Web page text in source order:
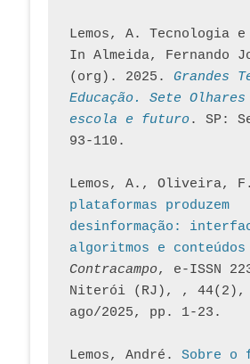
Lemos, A. Tecnologia e
In Almeida, Fernando
(org). 2025. Grandes
Educação. Sete
escola e futuro. SP:
93-110.
Lemos, A., Oliveira,
plataformas produzem
desinformação:
algoritmos e
Contracampo, e-ISSN
Niterói (RJ), , 44(2),
ago/2025, pp. 1-23.
Lemos, André. Sobre o